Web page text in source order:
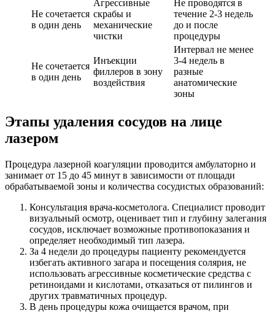
Не сочетается
в один день
Агрессивные
скрабы и
механические
чистки
Не проводятся в
течение 2-3 недель
до и после
процедуры
Не сочетается
в один день
Инъекции
филлеров в зону
воздействия
Интервал не менее
3-4 недель в
разные
анатомические
зоны
Этапы удаления сосудов на лице
лазером
Процедура лазерной коагуляции проводится амбулаторно и
занимает от 15 до 45 минут в зависимости от площади
обрабатываемой зоны и количества сосудистых образований:
Консультация врача-косметолога. Специалист проводит
визуальный осмотр, оценивает тип и глубину залегания
сосудов, исключает возможные противопоказания и
определяет необходимый тип лазера.
За 4 недели до процедуры пациенту рекомендуется
избегать активного загара и посещения солярия, не
использовать агрессивные косметические средства с
ретиноидами и кислотами, отказаться от пилингов и
других травматичных процедур.
В день процедуры кожа очищается врачом, при